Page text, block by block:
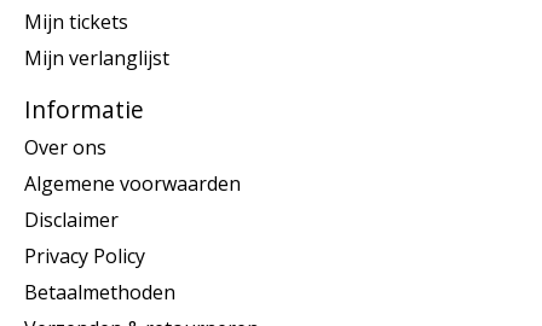
Mijn tickets
Mijn verlanglijst
Informatie
Over ons
Algemene voorwaarden
Disclaimer
Privacy Policy
Betaalmethoden